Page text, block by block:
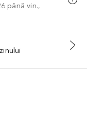
până vin.,